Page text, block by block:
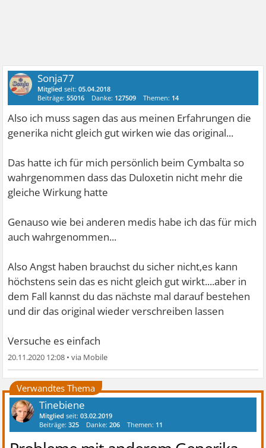
Sonja77
Mitglied seit:05.04.2018
Beiträge:55016 Danke: 127509 Themen: 14
Also ich muss sagen das aus meinen Erfahrungen die
generika nicht gleich gut wirken wie das original...
Das hatte ich für mich persönlich beim Cymbalta so
wahrgenommen dass das Duloxetin nicht mehr die
gleiche Wirkung hatte
Genauso wie bei anderen medis habe ich das für mich
auch wahrgenommen...
Also Angst haben brauchst du sicher nicht,es kann
höchstens sein das es nicht gleich gut wirkt....aber in
dem Fall kannst du das nächste mal darauf bestehen
und dir das original wieder verschreiben lassen
Versuche es einfach
20.11.2020 12:08 •
Verwandtes Thema
Tinebiene
Mitglied seit:03.02.2019
Beiträge:325 Danke:206 Themen: 11